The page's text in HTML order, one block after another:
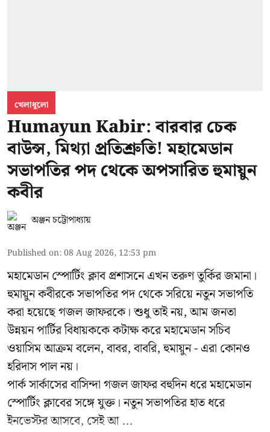
খেলাধুলো
Humayun Kabir: বারবার চেক
বাউন্স, মিথ্যা প্রতিশ্রুতি! মহামেডান
সভাপতির পদ থেকে অপসারিত হুমায়ুন
কবীর
অঞ্জন চট্টোপাধ্যায়
Published on:08 Aug 2026, 12:53 pm
মহামেডান স্পোর্টিং ক্লাব প্রশাসনে এখন তরুণ তুর্কির জমানা।
হুমায়ুন কবীরকে সভাপতির পদ থেকে সরিয়ে নতুন সভাপতি
করা হয়েছে গজল জাফরকে। শুধু তাই নয়, আম জনতা
উন্নয়ন পার্টির বিধায়ককে কটাক্ষ করে মহামেডান সচিব
ওয়াসিম আক্রম বলেন, বাবর, বাবরি, হুমায়ুন - এরা কোনও
হরিদাস পাল নয়।
পার্ক সার্কাসের বাসিন্দা গজল জাফর বহুদিন ধরে মহামেডান
স্পোর্টিং ক্লাবের সঙ্গে যুক্ত। নতুন সভাপতির হাত ধরে
ইনভেস্টর আসবে, সেই আ ...